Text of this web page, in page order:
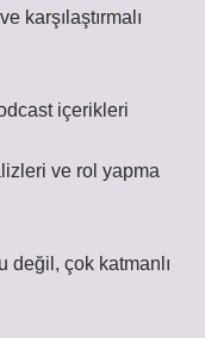
karşılaştırmalı
içerikleri
ve rol yapma
değil, çok katmanlı